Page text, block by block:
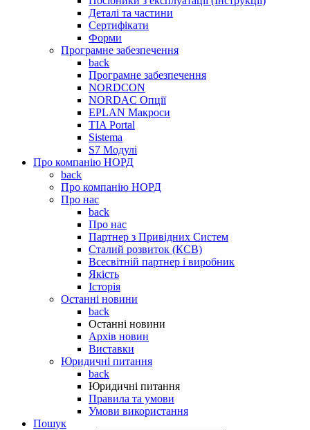
Деталі та частини
Сертифікати
Форми
Програмне забезпечення
back
Програмне забезпечення
NORDCON
NORDAC Опції
EPLAN Макроси
TIA Portal
Sistema
S7 Модулі
Про компанію НОРД
back
Про компанію НОРД
Про нас
back
Про нас
Партнер з Привідних Систем
Сталий розвиток (КСВ)
Всесвітній партнер і виробник
Якість
Історія
Останні новини
back
Останні новини
Архів новин
Виставки
Юридичні питання
back
Юридичні питання
Правила та умови
Умови використання
Пошук